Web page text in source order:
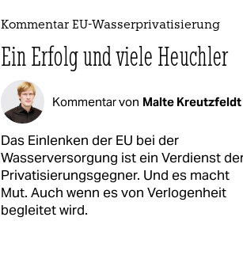
Kommentar EU-Wasserprivatisierung
Ein Erfolg und viele Heuchler
Kommentar von Malte Kreutzfeldt
Das Einlenken der EU bei der
Wasserversorgung ist ein Verdienst
Privatisierungsgegner. Und es macht
Mut. Auch wenn es von Verlogenheit
begleitet wird.